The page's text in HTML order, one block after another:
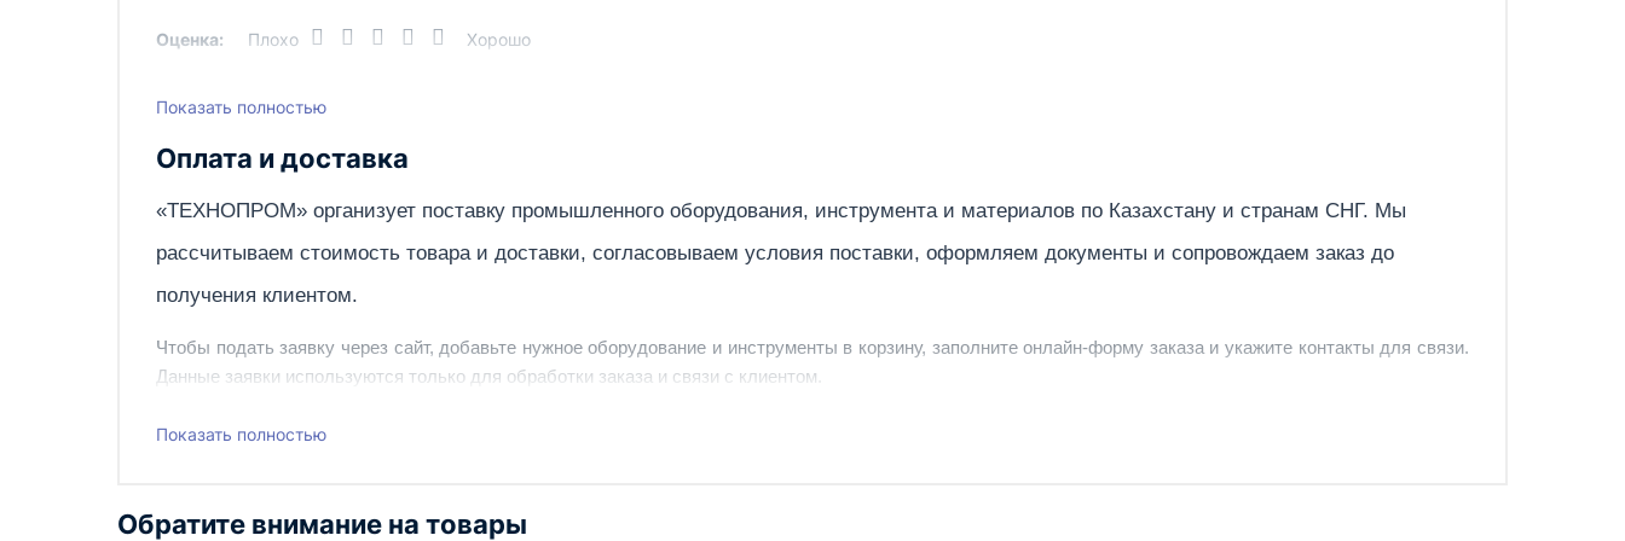
Оценка: Плохо Хорошо
Написать отзыв
Показать полностью
Оплата и доставка
«ТЕХНОПРОМ» организует поставку промышленного оборудования, инструмента и материалов по Казахстану и странам СНГ. Мы
рассчитываем стоимость товара и доставки, согласовываем условия поставки, оформляем документы и сопровождаем заказ до
получения клиентом.
Чтобы подать заявку через сайт, добавьте нужное оборудование и инструменты в корзину, заполните онлайн-форму заказа и укажите контакты для связи.
Данные заявки используются только для обработки заказа и связи с клиентом.
Наш сотрудник свяжется с вами, чтобы подтвердить заявку, уточнить детали, рассчитать стоимость поставки и предложить удобный вариант доставки.
Показать полностью
Обратите внимание на товары